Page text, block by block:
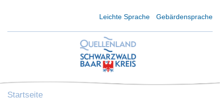
Leichte Sprache Gebärdensprache
Startseite